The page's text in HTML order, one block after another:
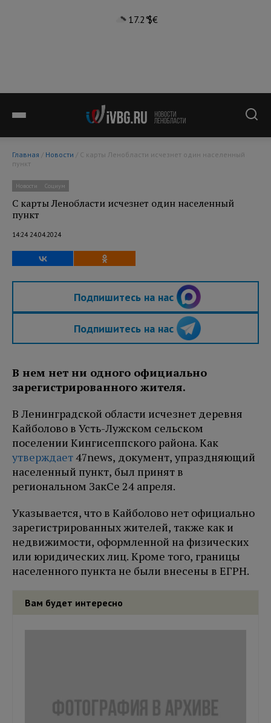
17.2°$€
Главная / Новости
пункт
Новости Социум
С карты Ленобласти исчезнет один населенный
пункт
14:24 24.04.2024
Подпишитесь на нас
Подпишитесь на нас
В нем нет ни одного официально
зарегистрированного жителя.
В Ленинградской области исчезнет деревня
Кайболово в Усть-Лужском сельском
поселении Кингисеппского района. Как
утверждает47news, документ, упраздняющий
населенный пункт, был принят в
региональном ЗакСе 24 апреля.
Указывается, что в Кайболово нет официально
зарегистрированных жителей, также как и
недвижимости, оформленной на физических
или юридических лиц. Кроме того, границы
населенного пункта не были внесены в ЕГРН.
Вам будет интересно